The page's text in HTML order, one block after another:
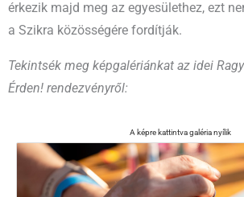
érkezik majd meg az egyesülethez, ezt
a Szikra közösségére fordítják.
Tekintsék meg képgalériánkat az idei
Érden! rendezvényről: